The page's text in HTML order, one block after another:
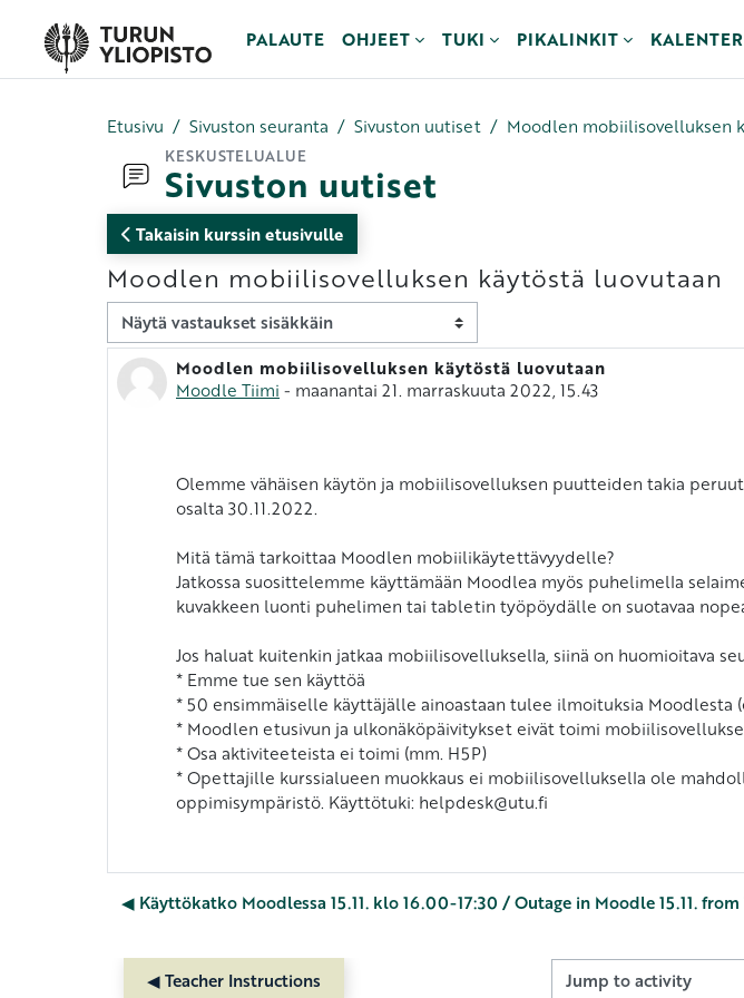
PALAUTE
OHJEET TUKI PIKALINKIT
Etusivu Sivuston seuranta Sivuston uutiset Moodlen mobiilisovelluksen
KESKUSTELUALUE
Sivuston uutiset
Takaisin kurssin etusivulle
Moodlen mobiilisovelluksen käytöstä luovutaan
Näytön tila
Moodlen mobiilisovelluksen käytöstä luovutaan
Moodle Tiimi - maanantai 21. marraskuuta 2022, 15.43
Vastausten määrä: 0
Olemme vähäisen käytön ja mobiilisovelluksen puutteiden takia
osalta 30.11.2022.
Mitä tämä tarkoittaa Moodlen mobiilikäytettävyydelle?
Jatkossa suosittelemme käyttämään Moodlea myös puhelimella
kuvakkeen luonti puhelimen tai tabletin työpöydälle on suotavaa
Jos haluat kuitenkin jatkaa mobiilisovelluksella, siinä on huomioitava
* Emme tue sen käyttöä
* 50 ensimmäiselle käyttäjälle ainoastaan tulee ilmoituksia
* Moodlen etusivun ja ulkonäköpäivitykset eivät toimi
* Osa aktiviteeteista ei toimi (mm. H5P)
* Opettajille kurssialueen muokkaus ei mobiilisovelluksella ole
oppimisympäristö. Käyttötuki: helpdesk@utu.fi
◀︎ Käyttökatko Moodlessa 15.11. klo 16.00-17:30 / Outage in Moodle 15.11.
◀︎ Teacher Instructions Jump to activity